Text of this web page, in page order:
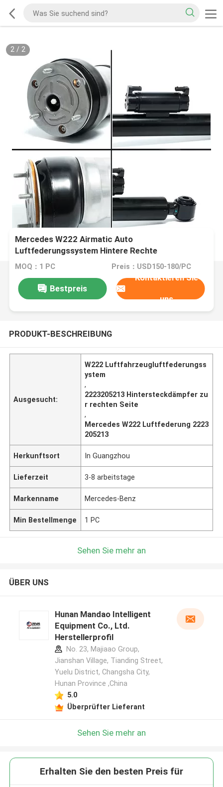
2/ 2
Mercedes W222 Airmatic Auto
Luftfederungssystem Hintere Rechte
Stoßdämpfer 2223205213
MOQ：1 PC Preis：USD150-180/PC
Bestpreis
Kontaktieren Sie
uns
PRODUKT-BESCHREIBUNG
Ausgesucht:
W222 Luftfahrzeugluftfederungss
ystem
,
2223205213 Hintersteckdämpfer zu
r rechten Seite
,
Mercedes W222 Luftfederung 2223
205213
Herkunftsort In Guangzhou
Lieferzeit 3-8 arbeitstage
Markenname Mercedes-Benz
Min Bestellmenge 1 PC
Sehen Sie mehr an
ÜBER UNS
Hunan Mandao Intelligent
Equipment Co., Ltd.
Herstellerprofil
No. 23, Majiaao Group,
Jianshan Village, Tianding Street,
Yuelu District, Changsha City,
Hunan Province ,China
5.0
Überprüfter Lieferant
Sehen Sie mehr an
Erhalten Sie den besten Preis für